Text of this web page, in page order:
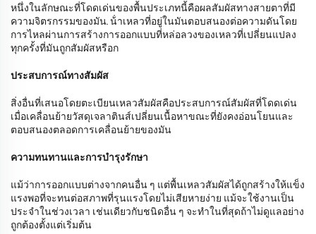
หนึ่งในลักษณะที่โดดเด่นของพื้นประเภทนี้คือผลสัมผัสทางสายตาที่มี
ความจิตรกรรมของมัน. น้ําเหลวที่อยู่ในมันตอบสนองต่อความดันโดย
การไหลผ่านการสร้างการออกแบบที่หล่อลวงของเหลวที่เปลี่ยนแปลง
ทุกครั้งที่มันถูกสัมผัสหรือก
ประสบการณ์ทางสัมผัส
สิ่งอื่นที่เสนอโดยตะเบียนเหลวสัมผัสคือประสบการณ์สัมผัสที่โดดเด่น
เมื่อเคลื่อนย้ายวัสดุเจลาตินส์เปลี่ยนเนื้อหาขณะที่ยังคงอ่อนโยนและ
ตอบสนองตลอดการเคลื่อนย้ายของมัน
ความทนทานและการบำรุงรักษา
แม้ว่าการออกแบบต่างจากคนอื่น ๆ แต่พื้นเหลวสัมผัสได้ถูกสร้างให้แข็ง
แรงพอที่จะทนต่อสภาพที่รุนแรงโดยไม่เสียหายง่าย แม้จะใช้งานเป็น
ประจําในช่วงเวลา เช่นเดียวกับชนิดอื่น ๆ จะทําในที่สุดถ้าไม่ดูแลอย่าง
ถูกต้องตั้งแต่เริ่มต้น